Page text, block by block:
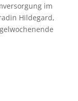
im
Hildegard,